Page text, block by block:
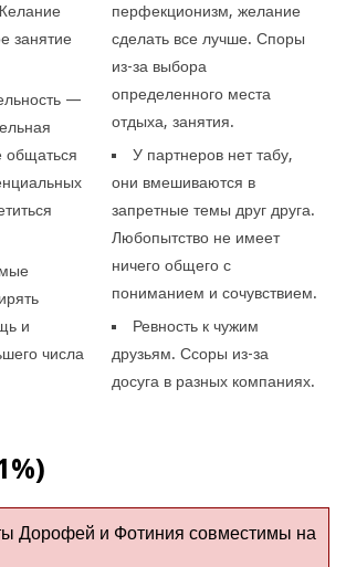
занятие
—
общаться
и
числа
перфекционизм, желание
сделать все лучше. Споры
из-за выбора
определенного места
отдыха, занятия.
У партнеров нет табу,
они вмешиваются в
запретные темы друг друга.
Любопытство не имеет
ничего общего с
пониманием и сочувствием.
Ревность к чужим
друзьям. Ссоры из-за
досуга в разных компаниях.
Дорофей и Фотиния совместимы на